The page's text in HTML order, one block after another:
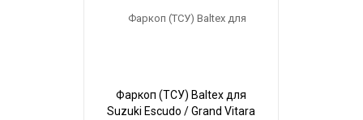
Фаркоп (ТСУ) Baltex для
Suzuki Escudo / Grand Vitara